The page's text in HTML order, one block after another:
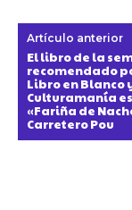
Artículo anterior
El libro de la
recomendado
Libro en Blanco
Culturamanía es
«Fariña de
Carretero Pou